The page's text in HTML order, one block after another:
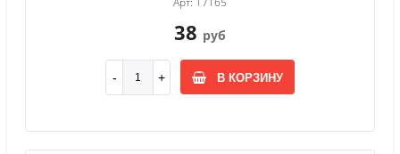
38 руб
В КОРЗИНУ